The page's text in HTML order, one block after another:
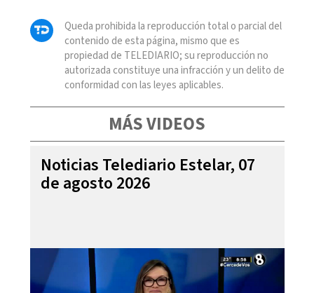
Queda prohibida la reproducción total o parcial del
contenido de esta página, mismo que es
propiedad de TELEDIARIO; su reproducción no
autorizada constituye una infracción y un delito de
conformidad con las leyes aplicables.
MÁS VIDEOS
Noticias Telediario Estelar, 07
de agosto 2026